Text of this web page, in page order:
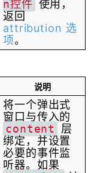
n控件 使用，
返回
attribution 选
项。
说明
将一个弹出式
窗口与传入的
content
层
绑定，并设置
必要的事件监
听器。如果